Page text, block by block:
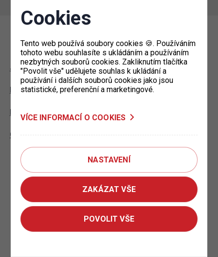
Mohlo by vás zajímat
Jaké zóny placeného stání existují?
Kde můžu parkovat bez omezení s průkazem ZTP?
Kde najdu výdejny parkovacích oprávnění?
Co jsou záchytná parkoviště P+R?
Cookies
Tento web používá soubory cookies 🍪. Používáním
tohoto webu souhlasíte s ukládáním a používáním
nezbytných souborů cookies. Zakliknutím tlačítka
"Povolit vše" udělujete souhlas k ukládání a
používání i dalších souborů cookies jako jsou
statistické, preferenční a marketingové.
VÍCE INFORMACÍ O COOKIES
NASTAVENÍ
ZAKÁZAT VŠE
POVOLIT VŠE